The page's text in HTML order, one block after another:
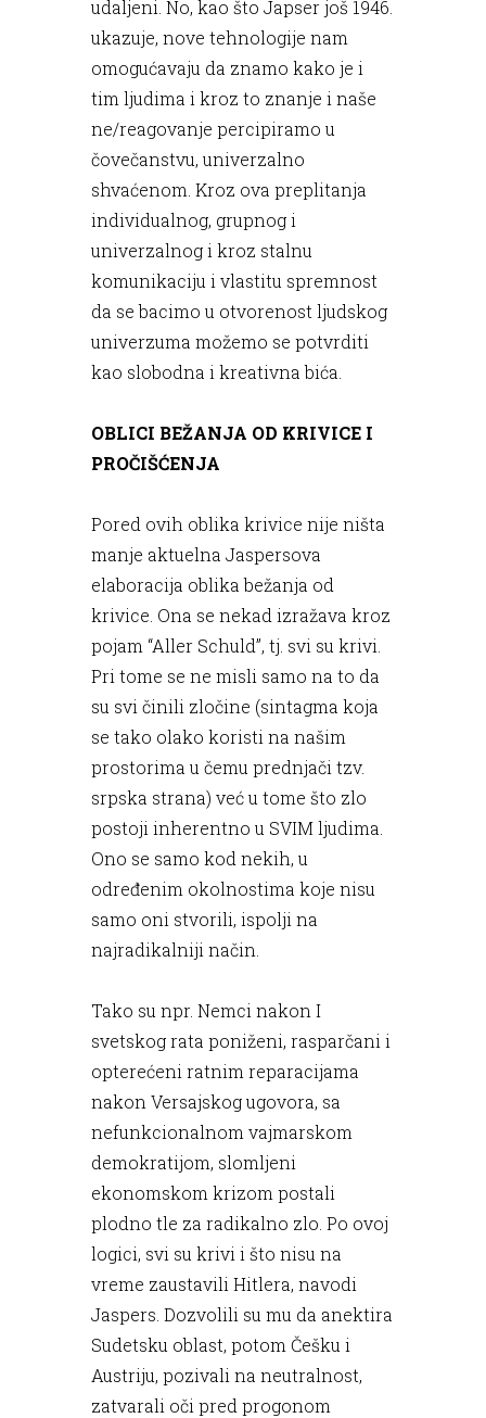
udaljeni. No, kao što Japser još 1946.
ukazuje, nove tehnologije nam
omogućavaju da znamo kako je i
tim ljudima i kroz to znanje i naše
ne/reagovanje percipiramo u
čovečanstvu, univerzalno
shvaćenom. Kroz ova preplitanja
individualnog, grupnog i
univerzalnog i kroz stalnu
komunikaciju i vlastitu spremnost
da se bacimo u otvorenost ljudskog
univerzuma možemo se potvrditi
kao slobodna i kreativna bića.
OBLICI BEŽANJA OD KRIVICE I
PROČIŠĆENJA
Pored ovih oblika krivice nije ništa
manje aktuelna Jaspersova
elaboracija oblika bežanja od
krivice. Ona se nekad izražava kroz
pojam “Aller Schuld”, tj. svi su krivi.
Pri tome se ne misli samo na to da
su svi činili zločine (sintagma koja
se tako olako koristi na našim
prostorima u čemu prednjači tzv.
srpska strana) već u tome što zlo
postoji inherentno u SVIM ljudima.
Ono se samo kod nekih, u
određenim okolnostima koje nisu
samo oni stvorili, ispolji na
najradikalniji način.
Tako su npr. Nemci nakon I
svetskog rata poniženi, rasparčani i
opterećeni ratnim reparacijama
nakon Versajskog ugovora, sa
nefunkcionalnom vajmarskom
demokratijom, slomljeni
ekonomskom krizom postali
plodno tle za radikalno zlo. Po ovoj
logici, svi su krivi i što nisu na
vreme zaustavili Hitlera, navodi
Jaspers. Dozvolili su mu da anektira
Sudetsku oblast, potom Češku i
Austriju, pozivali na neutralnost,
zatvarali oči pred progonom